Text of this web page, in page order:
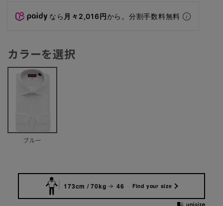
なら 月々2,016円から。分割手数料無料
カラーを選択
ブルー
173cm / 70kg 46 Find your size